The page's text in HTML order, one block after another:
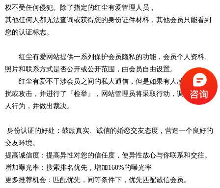
权不受任何侵犯。除了指定的红尘有爱管理人员，
其他任何人都无法查询或获得您的身份证件材料，其他会员只能看到
您的认证标志。
红尘有爱网站提供一系列保护会员隐私的功能，会员个人资料、
照片和联系方式是否公开或公开范围，由会员自由设置。
红尘有爱不干涉会员之间的私人通信，但是如果有人感觉到被骚
扰或攻击，并进行了『检举』，网站管理员将采取行动，调查被检举
人行为，并做出裁决。
身份认证的好处：鼓励真实、诚信的婚恋交友态度，营造一个良好的
交友环境。
提高诚信度：提高异性对您的信任度，使异性放心与你联系和交往。
增加曝光率：搜索排名优先，增加160%的曝光率
更多推荐机会：匹配优先，同等条件下，优先匹配诚信会员。